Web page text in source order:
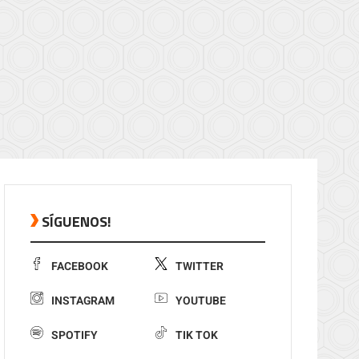
SÍGUENOS!
FACEBOOK TWITTER
INSTAGRAM YOUTUBE
SPOTIFY TIK TOK